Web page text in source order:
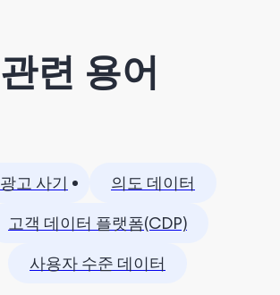
관련 용어
광고 사기
의도 데이터
고객 데이터 플랫폼(CDP)
사용자 수준 데이터